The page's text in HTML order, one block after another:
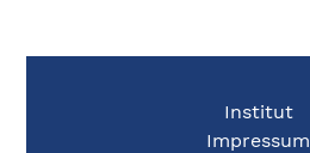
Institut
Impressum